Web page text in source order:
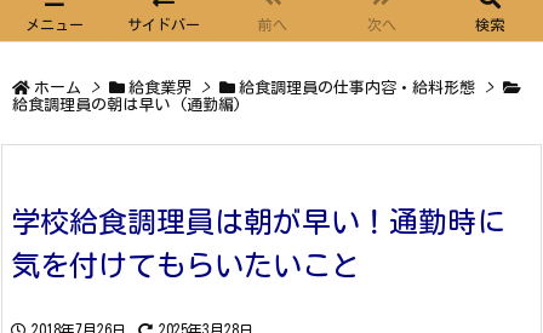
メニュー サイドバー 前へ 次へ 検索
ホーム > 給食業界 > 給食調理員の仕事内容・給料形態
>
給食調理員の朝は早い (通勤編)
学校給食調理員は朝が早い！通勤時に
気を付けてもらいたいこと
2018年7月26日 2025年3月28日